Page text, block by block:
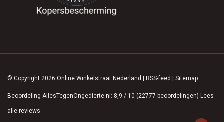
© Copyright 2026 Online Winkelstraat Nederland | RSS-feed | Sitemap
Beoordeling AllesTegenOngedierte.nl : 8,9 / 10 (22777 beoordelingen) Lees
alle reviews